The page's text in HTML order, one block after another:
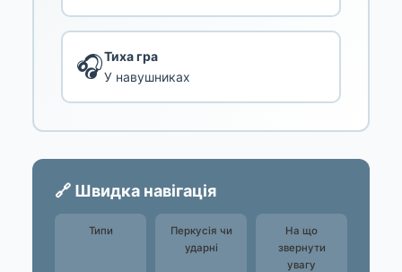
🎧Тиха гра
У навушниках
🔗 Швидка навігація
Типи
Перкусія чи
ударні
На що
звернути
увагу